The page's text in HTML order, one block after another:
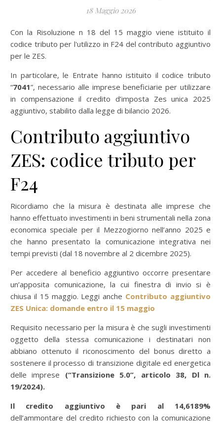
18 Maggio 2026
Con la Risoluzione n 18 del 15 maggio viene istituito il
codice tributo per l'utilizzo in F24 del contributo aggiuntivo
per le ZES.
In particolare, le Entrate hanno istituito il codice tributo
“7041”, necessario alle imprese beneficiarie per utilizzare
in compensazione il credito d’imposta Zes unica 2025
aggiuntivo, stabilito dalla legge di bilancio 2026.
Contributo aggiuntivo
ZES: codice tributo per
F24
Ricordiamo che la misura è destinata alle imprese che
hanno effettuato investimenti in beni strumentali nella zona
economica speciale per il Mezzogiorno nell’anno 2025 e
che hanno presentato la comunicazione integrativa nei
tempi previsti (dal 18 novembre al 2 dicembre 2025).
Per accedere al beneficio aggiuntivo occorre presentare
un’apposita comunicazione, la cui finestra di invio si è
chiusa il 15 maggio. Leggi anche Contributo aggiuntivo
ZES Unica: domande entro il 15 maggio
Requisito necessario per la misura è che sugli investimenti
oggetto della stessa comunicazione i destinatari non
abbiano ottenuto il riconoscimento del bonus diretto a
sostenere il processo di transizione digitale ed energetica
delle imprese (“Transizione 5.0”, articolo 38, Dl n.
19/2024).
Il credito aggiuntivo è pari al 14,6189%
dell’ammontare del credito richiesto con la comunicazione